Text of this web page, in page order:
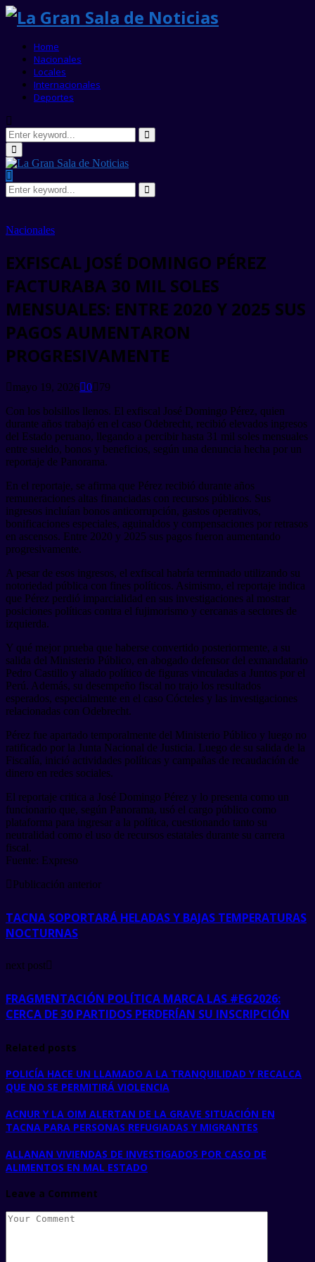
Home
Nacionales
Locales
Internacionales
Deportes
Search
for:
Search
Primary
Menu
Search
for:
Search
Nacionales
EXFISCAL JOSÉ DOMINGO PÉREZ
FACTURABA 30 MIL SOLES
MENSUALES: ENTRE 2020 Y 2025 SUS
PAGOS AUMENTARON
PROGRESIVAMENTE
mayo 19, 2026 0
79
Con los bolsillos llenos. El exfiscal José Domingo Pérez, quien
durante años trabajó en el caso Odebrecht, recibió elevados ingresos
del Estado peruano, llegando a percibir hasta 31 mil soles mensuales
entre sueldo, bonos y beneficios, según una denuncia hecha por un
reportaje de Panorama.
En el reportaje, se afirma que Pérez recibió durante años
remuneraciones altas financiadas con recursos públicos. Sus
ingresos incluían bonos anticorrupción, gastos operativos,
bonificaciones especiales, aguinaldos y compensaciones por retrasos
en ascensos. Entre 2020 y 2025 sus pagos fueron aumentando
progresivamente.
A pesar de esos ingresos, el exfiscal habría terminado utilizando su
notoriedad pública con fines políticos. Asimismo, el reportaje indica
que Pérez perdió imparcialidad en sus investigaciones al mostrar
posiciones políticas contra el fujimorismo y cercanas a sectores de
izquierda.
Y qué mejor prueba que haberse convertido posteriormente, a su
salida del Ministerio Público, en abogado defensor del exmandatario
Pedro Castillo y aliado político de figuras vinculadas a Juntos por el
Perú. Además, su desempeño fiscal no trajo los resultados
esperados, especialmente en el caso Cócteles y las investigaciones
relacionadas con Odebrecht.
Pérez fue apartado temporalmente del Ministerio Público y luego no
ratificado por la Junta Nacional de Justicia. Luego de su salida de la
Fiscalía, inició actividades políticas y campañas de recaudación de
dinero en redes sociales.
El reportaje critica a José Domingo Pérez y lo presenta como un
funcionario que, según Panorama, usó el cargo público como
plataforma para ingresar a la política, cuestionando tanto su
neutralidad como el uso de recursos estatales durante su carrera
fiscal.
Fuente: Expreso
Publicación anterior
TACNA SOPORTARÁ HELADAS Y BAJAS TEMPERATURAS
NOCTURNAS
next post
FRAGMENTACIÓN POLÍTICA MARCA LAS #EG2026:
CERCA DE 30 PARTIDOS PERDERÍAN SU INSCRIPCIÓN
Related posts
POLICÍA HACE UN LLAMADO A LA TRANQUILIDAD Y RECALCA
QUE NO SE PERMITIRÁ VIOLENCIA
ACNUR Y LA OIM ALERTAN DE LA GRAVE SITUACIÓN EN
TACNA PARA PERSONAS REFUGIADAS Y MIGRANTES
ALLANAN VIVIENDAS DE INVESTIGADOS POR CASO DE
ALIMENTOS EN MAL ESTADO
Leave a Comment